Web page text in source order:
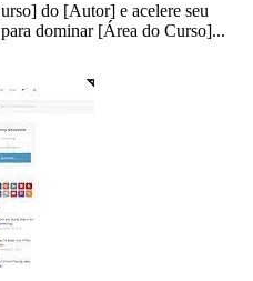
do [Autor] e acelere seu
dominar [Área do Curso]...